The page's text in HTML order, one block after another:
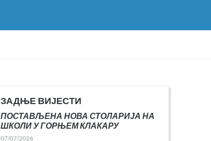
ЗАДЊЕ ВИЈЕСТИ
ПОСТАВЉЕНА НОВА СТОЛАРИЈА НА
ШКОЛИ У ГОРЊЕМ КЛАКАРУ
07/07/2026